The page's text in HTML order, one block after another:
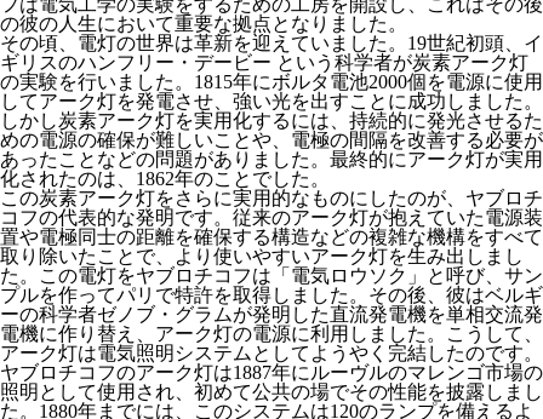
フは電気工学の実験をするための工房を開設し、これはその後
の彼の人生において重要な拠点となりました。
その頃、電灯の世界は革新を迎えていました。19世紀初頭、イ
ギリスのハンフリー・デービー という科学者が炭素アーク灯
の実験を行いました。1815年にボルタ電池2000個を電源に使用
してアーク灯を発電させ、強い光を出すことに成功しました。
しかし炭素アーク灯を実用化するには、持続的に発光させるた
めの電源の確保が難しいことや、電極の間隔を改善する必要が
あったことなどの問題がありました。最終的にアーク灯が実用
化されたのは、1862年のことでした。
この炭素アーク灯をさらに実用的なものにしたのが、ヤブロチ
コフの代表的な発明です。従来のアーク灯が抱えていた電源装
置や電極同士の距離を確保する構造などの複雑な機構をすべて
取り除いたことで、より使いやすいアーク灯を生み出しまし
た。この電灯をヤブロチコフは「電気ロウソク」と呼び、サン
プルを作ってパリで特許を取得しました。その後、彼はベルギ
ーの科学者ゼノブ・グラムが発明した直流発電機を単相交流発
電機に作り替え、アーク灯の電源に利用しました。こうして、
アーク灯は電気照明システムとしてようやく完結したのです。
ヤブロチコフのアーク灯は1887年にルーヴルのマレンゴ市場の
照明として使用され、初めて公共の場でその性能を披露しまし
た。1880年までには、このシステムは120のランプを備えるよ